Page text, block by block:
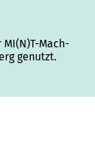
Mach-
genutzt.